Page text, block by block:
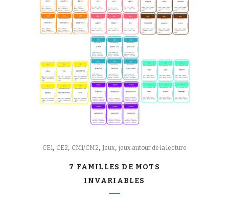
CE1, CE2, CM1/CM2, Jeux, jeux autour de la lecture
7 FAMILLES DE MOTS
INVARIABLES